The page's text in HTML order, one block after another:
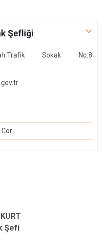
Şefliği
Sokak No:8
Şefi